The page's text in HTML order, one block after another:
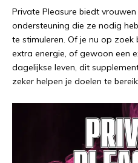
Private Pleasure biedt
ondersteuning die ze nodig
te stimuleren. Of je nu op zoek
extra energie, of gewoon een
dagelijkse leven, dit
zeker helpen je doelen te